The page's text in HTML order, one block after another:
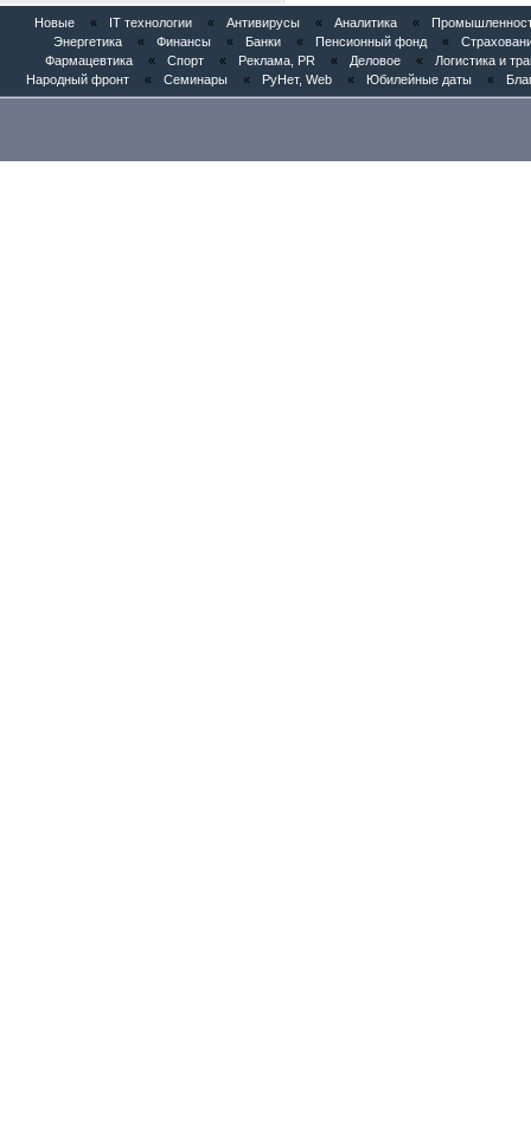
Новые « IT технологии « Антивирусы « Аналитика «
Энергетика
« Финансы « Банки « Пенсионный фонд «
Фармацевтика
« Спорт « Реклама, PR « Деловое «
Логистика и
Народный фронт
« Семинары « РуНет, Web « Юбилейные даты «